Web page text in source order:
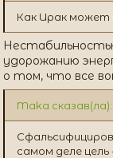
Как Ирак может
удорожанию
о том, что все
Maka сказав(ла):
самом деле цель